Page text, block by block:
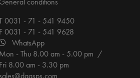
0031 - 71 - 541 9450
F 0031 - 71 - 541 9628
WhatsApp
Mon - Thu 8.00 am - 5.00 pm /
Fri 8.00 am - 3.30 pm
sales@dgasps.com